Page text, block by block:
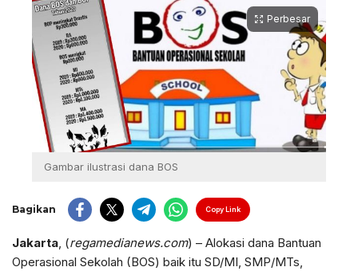
Perbesar
Gambar ilustrasi dana BOS
Bagikan Copy Link
Jakarta , (regamedianews.com) – Alokasi dana Bantuan
Operasional Sekolah (BOS) baik itu SD/MI, SMP/MTs,